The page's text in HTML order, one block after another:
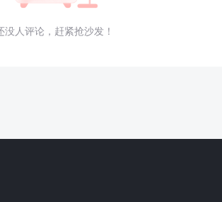
没人评论，赶紧抢沙发！